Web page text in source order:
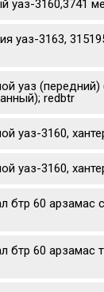
уаз-3160,3741
уаз-3163,
уаз (передний)
redbtr
уаз-3160,
уаз-3160,
бтр 60 арзамас
бтр 60 арзамас